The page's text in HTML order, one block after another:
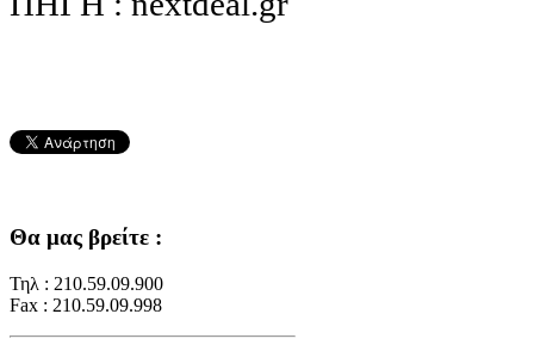
Θα μας βρείτε :
Τηλ : 210.59.09.900
Fax : 210.59.09.998